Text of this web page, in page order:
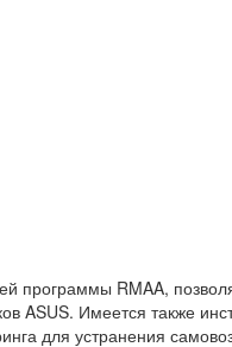
программы RMAA,
Имеется также
для устранения